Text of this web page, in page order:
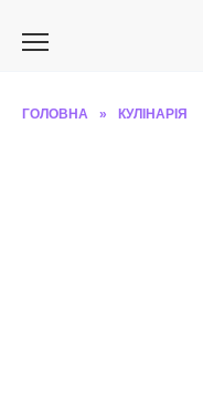
ГОЛОВНА » КУЛІНАРІЯ